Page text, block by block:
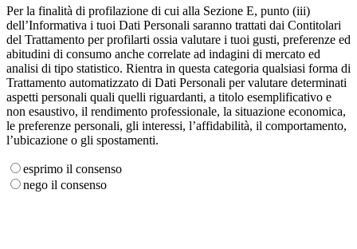
Per la finalità di profilazione di cui alla Sezione E, punto (iii)
dell’Informativa i tuoi Dati Personali saranno trattati dai Contitolari
del Trattamento per profilarti ossia valutare i tuoi gusti, preferenze ed
abitudini di consumo anche correlate ad indagini di mercato ed
analisi di tipo statistico. Rientra in questa categoria qualsiasi forma di
Trattamento automatizzato di Dati Personali per valutare determinati
aspetti personali quali quelli riguardanti, a titolo esemplificativo e
non esaustivo, il rendimento professionale, la situazione economica,
le preferenze personali, gli interessi, l’affidabilità, il comportamento,
l’ubicazione o gli spostamenti.
esprimo il consenso
nego il consenso